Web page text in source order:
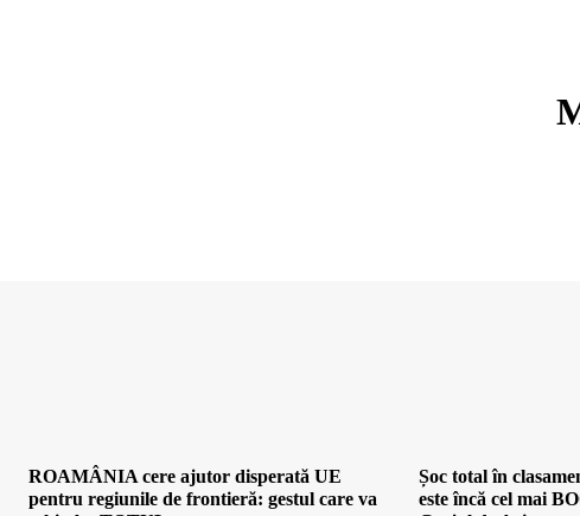
ROAMÂNIA cere ajutor disperată UE
pentru regiunile de frontieră: gestul care va
Șoc total în
este încă cel mai